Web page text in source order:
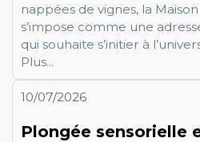
nappées de vignes, la
s’impose comme une
qui souhaite s’initier à
Plus...
10/07/2026
Plongée sensorielle